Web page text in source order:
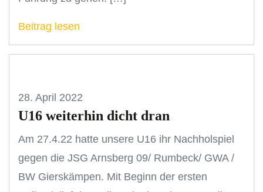
Beitrag lesen
28. April 2022
U16 weiterhin dicht dran
Am 27.4.22 hatte unsere U16 ihr Nachholspiel
gegen die JSG Arnsberg 09/ Rumbeck/ GWA /
BW Gierskämpen. Mit Beginn der ersten